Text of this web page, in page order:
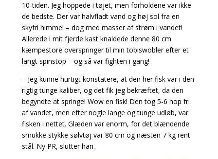
10-tiden. Jeg hoppede i tøjet, men forholdene var ikke
de bedste. Der var halvfladt vand og høj sol fra en
skyfri himmel – dog med masser af strøm i vandet!
Allerede i mit fjerde kast knaldede denne 80 cm
kæmpestore overspringer til min tobiswobler efter et
langt spinstop – og så var fighten i gang!
– Jeg kunne hurtigt konstatere, at den her fisk var i den
rigtig tunge kaliber, og det fik jeg bekræftet, da den
begyndte at springe! Wow en fisk! Den tog 5-6 hop fri
af vandet, men efter nogle lange og tunge udløb, var
fisken i nettet. Glæden var enorm, for det blændende
smukke stykke sølvtøj var 80 cm og næsten 7 kg rent
stål. Ny PR, slutter han.